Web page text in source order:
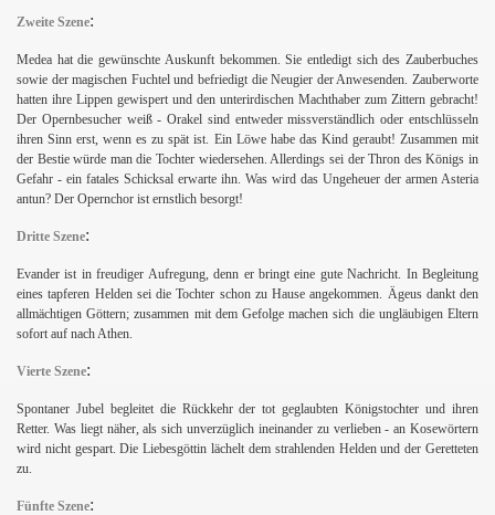
Zweite Szene:
Medea hat die gewünschte Auskunft bekommen. Sie entledigt sich des Zauberbuches
sowie der magischen Fuchtel und befriedigt die Neugier der Anwesenden. Zauberworte
hatten ihre Lippen gewispert und den unterirdischen Machthaber zum Zittern gebracht!
Der Opernbesucher weiß - Orakel sind entweder missverständlich oder entschlüsseln
ihren Sinn erst, wenn es zu spät ist. Ein Löwe habe das Kind geraubt! Zusammen mit
der Bestie würde man die Tochter wiedersehen. Allerdings sei der Thron des Königs in
Gefahr - ein fatales Schicksal erwarte ihn. Was wird das Ungeheuer der armen Asteria
antun? Der Opernchor ist ernstlich besorgt!
Dritte Szene:
Evander ist in freudiger Aufregung, denn er bringt eine gute Nachricht. In Begleitung
eines tapferen Helden sei die Tochter schon zu Hause angekommen. Ägeus dankt den
allmächtigen Göttern; zusammen mit dem Gefolge machen sich die ungläubigen Eltern
sofort auf nach Athen.
Vierte Szene:
Spontaner Jubel begleitet die Rückkehr der tot geglaubten Königstochter und ihren
Retter. Was liegt näher, als sich unverzüglich ineinander zu verlieben - an Kosewörtern
wird nicht gespart. Die Liebesgöttin lächelt dem strahlenden Helden und der Geretteten
zu.
Fünfte Szene: